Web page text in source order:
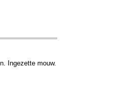
Ingezette mouw.